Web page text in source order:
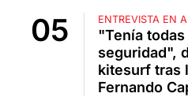
ENTREVISTA EN
"Tenía
seguridad",
kitesurf tras
Fernando